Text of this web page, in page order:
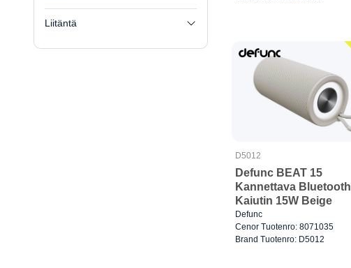
Liitäntä
D5012
Defunc BEAT 15
Kannettava Bluetooth
Kaiutin 15W Beige
Defunc
Cenor Tuotenro: 8071035
Brand Tuotenro: D5012